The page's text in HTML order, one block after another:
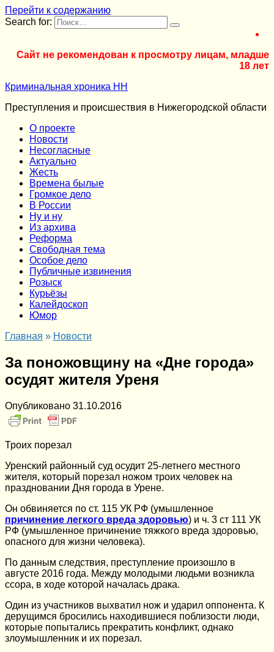
Перейти к содержанию
Search for:
Сайт не рекомендован к просмотру лицам, младше
18 лет
Криминальная хроника НН
Преступления и происшествия в Нижегородской области
О проекте
Новости
Несогласные
Актуально
Жесть
Времена былые
Громкое дело
В России
Ну и ну
Из архива
Реформа
Cвободная тема
Особое дело
Публичные извинения
Розыск
Курьёзы
Калейдоскоп
Юмор
Главная » Новости
За поножовщину на «Дне города»
осудят жителя Уреня
Опубликовано 31.10.2016
Троих порезал
Уренский районный суд осудит 25-летнего местного
жителя, который порезал ножом троих человек на
праздновании Дня города в Урене.
Он обвиняется по ст. 115 УК РФ (умышленное
причинение легкого вреда здоровью) и ч. 3 ст 111 УК
РФ (умышленное причинение тяжкого вреда здоровью,
опасного для жизни человека).
По данным следствия, преступление произошло в
августе 2016 года. Между молодыми людьми возникла
ссора, в ходе которой началась драка.
Один из участников выхватил нож и ударил оппонента. К
дерущимся бросились находившиеся поблизости люди,
которые попытались прекратить конфликт, однако
злоумышленник и их порезал.